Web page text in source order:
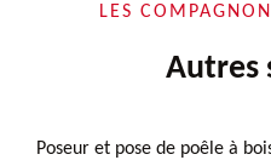
LES
Autres
Poseur et pose de poêle à